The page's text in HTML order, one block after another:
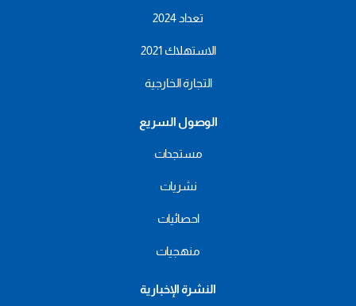
تعداد 2024
الاستهلاك 2021
التجارة الخارجية
الوصول السريع
مستجدات
نشريات
احصائيات
منهجيات
النشرة الإخبارية